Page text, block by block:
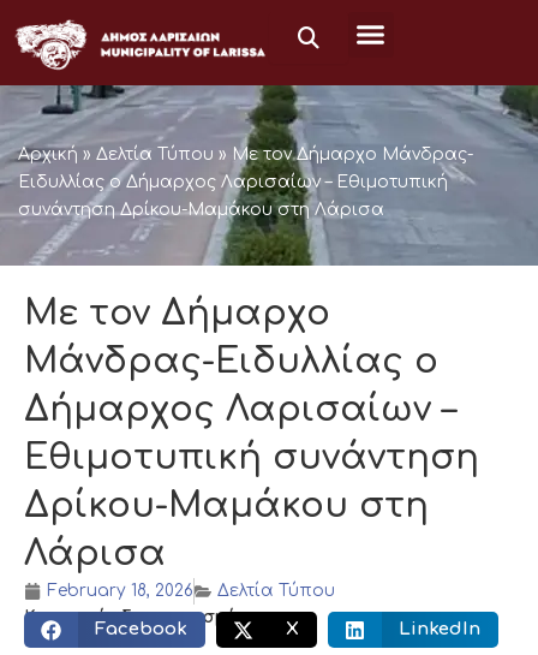
to
content
Αρχική » Δελτία Τύπου » Με τον Δήμαρχο Μάνδρας-
Ειδυλλίας ο Δήμαρχος Λαρισαίων – Εθιμοτυπική
συνάντηση Δρίκου-Μαμάκου στη Λάρισα
Με τον Δήμαρχο
Μάνδρας-Ειδυλλίας ο
Δήμαρχος Λαρισαίων –
Εθιμοτυπική συνάντηση
Δρίκου-Μαμάκου στη
Λάρισα
February 18, 2026
Δελτία Τύπου
Κοινωνικός διαμοιρασμός:
Facebook X LinkedIn